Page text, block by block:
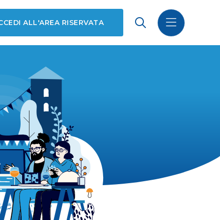
ALL'AREA RISERVATA